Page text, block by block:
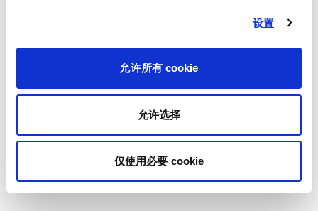
设置
允许所有 cookie
允许选择
仅使用必要 cookie